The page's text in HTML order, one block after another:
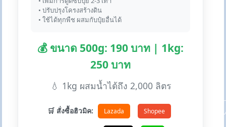
• ปรับปรุงโครงสร้างดิน
• ใช้ได้ทุกพืช ผสมกับปุ๋ยอื่นได้
💰 ขนาด 500g: 190 บาท | 1kg:
250 บาท
💧 1kg ผสมน้ำได้ถึง 2,000 ลิตร
🛒 สั่งซื้อฮิวมิค: Lazada Shopee